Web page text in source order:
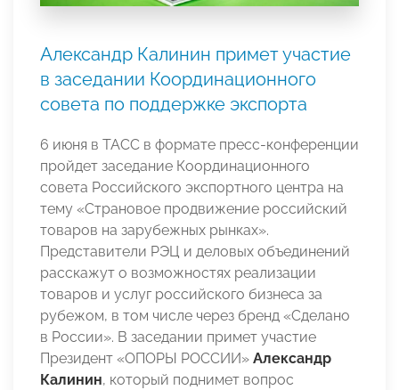
Александр Калинин примет участие
в заседании Координационного
совета по поддержке экспорта
6 июня в ТАСС в формате пресс-конференции
пройдет заседание Координационного
совета Российского экспортного центра на
тему «Страновое продвижение российский
товаров на зарубежных рынках».
Представители РЭЦ и деловых объединений
расскажут о возможностях реализации
товаров и услуг российского бизнеса за
рубежом, в том числе через бренд «Сделано
в России». В заседании примет участие
Президент «ОПОРЫ РОССИИ» Александр
Калинин, который поднимет вопрос